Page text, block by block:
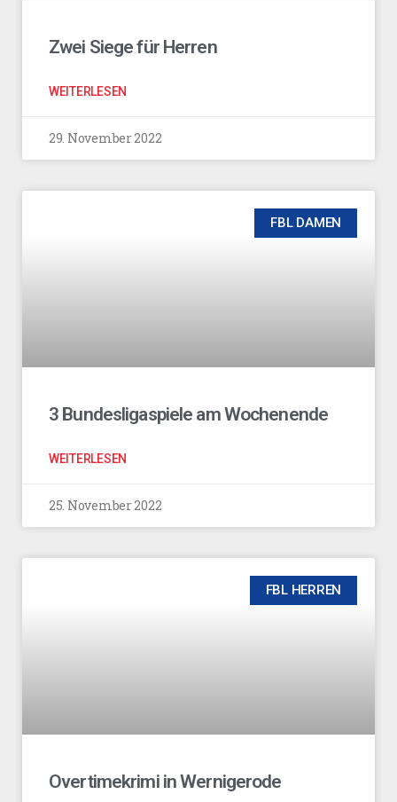
Zwei Siege für Herren
WEITERLESEN
29. November 2022
FBL DAMEN
3 Bundesligaspiele am Wochenende
WEITERLESEN
25. November 2022
FBL HERREN
Overtimekrimi in Wernigerode